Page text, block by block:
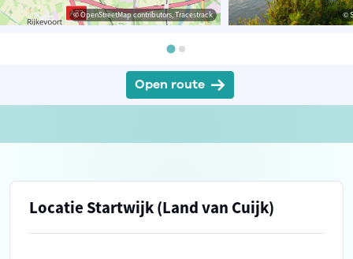
© OpenStreetMap contributors, Tracestrack ©
Open route
Locatie Startwijk (Land van Cuijk)